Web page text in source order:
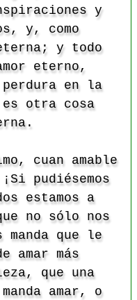
y
y, como
y todo
eterno,
en la
otra cosa
cuan amable
pudiésemos
estamos a
no sólo nos
que le
amar más
que una
amar, o